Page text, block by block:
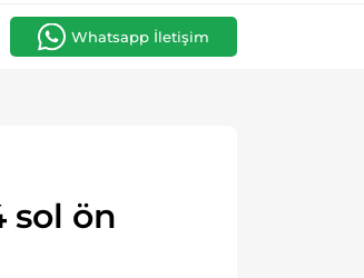
Whatsapp İletişim
sol ön